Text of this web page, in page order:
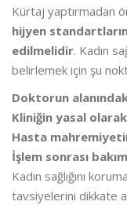
Kürtaj yaptırmadan
hijyen
edilmelidir. Kadın
belirlemek için şu
Doktorun
Kliniğin yasal
Hasta
İşlem sonrası
Kadın sağlığını
tavsiyelerini dikkate